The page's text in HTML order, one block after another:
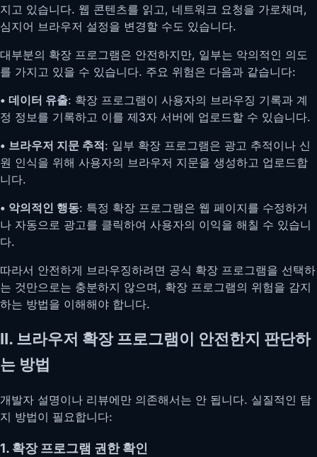
지고 있습니다. 웹 콘텐츠를 읽고, 네트워크 요청을 가로채며,
심지어 브라우저 설정을 변경할 수도 있습니다.
대부분의 확장 프로그램은 안전하지만, 일부는 악의적인 의도
를 가지고 있을 수 있습니다. 주요 위험은 다음과 같습니다:
• 데이터 유출: 확장 프로그램이 사용자의 브라우징 기록과 계
정 정보를 기록하고 이를 제3자 서버에 업로드할 수 있습니다.
• 브라우저 지문 추적: 일부 확장 프로그램은 광고 추적이나 신
원 인식을 위해 사용자의 브라우저 지문을 생성하고 업로드합
니다.
• 악의적인 행동: 특정 확장 프로그램은 웹 페이지를 수정하거
나 자동으로 광고를 클릭하여 사용자의 이익을 해칠 수 있습니
다.
따라서 안전하게 브라우징하려면 공식 확장 프로그램을 선택하
는 것만으로는 충분하지 않으며, 확장 프로그램의 위험을 감지
하는 방법을 이해해야 합니다.
II. 브라우저 확장 프로그램이 안전한지 판단하
는 방법
개발자 설명이나 리뷰에만 의존해서는 안 됩니다. 실질적인 탐
지 방법이 필요합니다:
1. 확장 프로그램 권한 확인